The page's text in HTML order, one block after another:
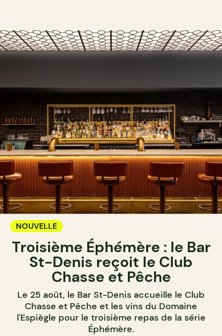
NOUVELLE
Troisième Éphémère : le Bar
St-Denis reçoit le Club
Chasse et Pêche
Le 25 août, le Bar St-Denis accueille le Club
Chasse et Pêche et les vins du Domaine
l'Espiègle pour le troisième repas de la série
Éphémère.